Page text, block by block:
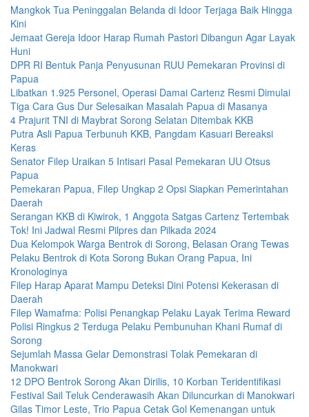
Mangkok Tua Peninggalan Belanda di Idoor Terjaga Baik Hingga
Kini
Jemaat Gereja Idoor Harap Rumah Pastori Dibangun Agar Layak
Huni
DPR RI Bentuk Panja Penyusunan RUU Pemekaran Provinsi di
Papua
Libatkan 1.925 Personel, Operasi Damai Cartenz Resmi Dimulai
Tiga Cara Gus Dur Selesaikan Masalah Papua di Masanya
4 Prajurit TNI di Maybrat Sorong Selatan Ditembak KKB
Putra Asli Papua Terbunuh KKB, Pangdam Kasuari Bereaksi
Keras
Senator Filep Uraikan 5 Intisari Pasal Pemekaran UU Otsus
Papua
Pemekaran Papua, Filep Ungkap 2 Opsi Siapkan Pemerintahan
Daerah
Serangan KKB di Kiwirok, 1 Anggota Satgas Cartenz Tertembak
Tok! Ini Jadwal Resmi Pilpres dan Pilkada 2024
Dua Kelompok Warga Bentrok di Sorong, Belasan Orang Tewas
Pelaku Bentrok di Kota Sorong Bukan Orang Papua, Ini
Kronologinya
Filep Harap Aparat Mampu Deteksi Dini Potensi Kekerasan di
Daerah
Filep Wamafma: Polisi Penangkap Pelaku Layak Terima Reward
Polisi Ringkus 2 Terduga Pelaku Pembunuhan Khani Rumaf di
Sorong
Sejumlah Massa Gelar Demonstrasi Tolak Pemekaran di
Manokwari
12 DPO Bentrok Sorong Akan Dirilis, 10 Korban Teridentifikasi
Festival Sail Teluk Cenderawasih Akan Diluncurkan di Manokwari
Gilas Timor Leste, Trio Papua Cetak Gol Kemenangan untuk